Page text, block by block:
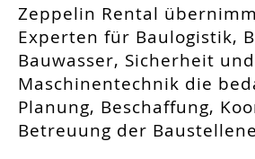
Zeppelin Rental
Experten für Baulogistik,
Bauwasser, Sicherheit und
Maschinentechnik die
Planung, Beschaffung,
Betreuung der